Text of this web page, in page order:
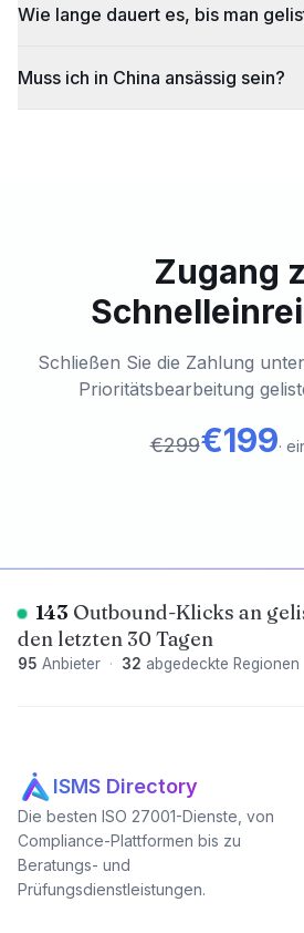
Wie lange dauert es, bis man
Muss ich in China ansässig sein?
Zugang
Schließen Sie die Zahlung
Prioritätsbearbeitung
€299€199·
143 Outbound-Klicks an
den letzten 30 Tagen
95 Anbieter · 32 abgedeckte Regionen
ISMS Directory
Die besten ISO 27001-Dienste, von
Compliance-Plattformen bis zu
Beratungs- und
Prüfungsdienstleistungen.